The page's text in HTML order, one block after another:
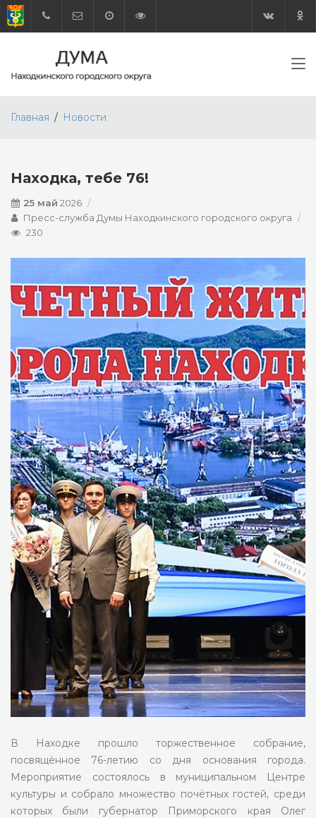
Главная Новости
Находка, тебе 76!
25 май 2026
Пресс-служба Думы Находкинского городского округа
230
В Находке прошло торжественное собрание,
посвящённое 76-летию со дня основания города.
Мероприятие состоялось в муниципальном Центре
культуры и собрало множество почётных гостей, среди
которых были губернатор Приморского края Олег